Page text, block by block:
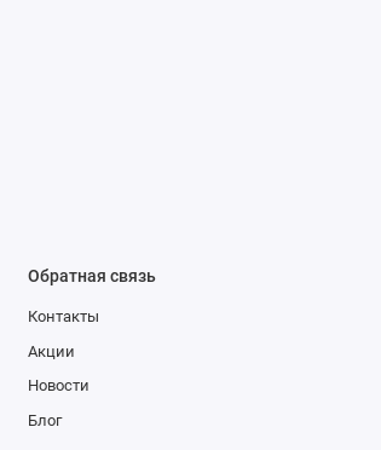
Обратная связь
Контакты
Акции
Новости
Блог